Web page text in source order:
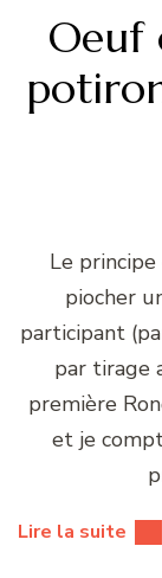
Oeuf
Le
piocher
participant
par tirage
première
et je
Lire la suite